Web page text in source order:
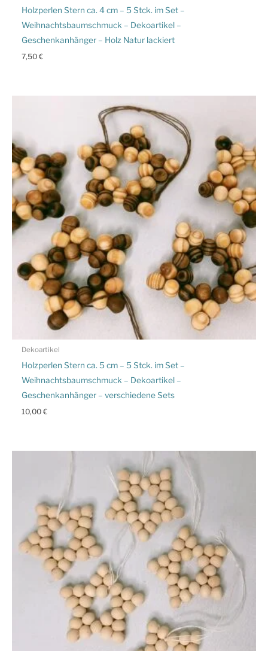
Holzperlen Stern ca. 4 cm – 5 Stck. im Set –
Weihnachtsbaumschmuck – Dekoartikel –
Geschenkanhänger – Holz Natur lackiert
7,50€
Dekoartikel
Holzperlen Stern ca. 5 cm – 5 Stck. im Set –
Weihnachtsbaumschmuck – Dekoartikel –
Geschenkanhänger – verschiedene Sets
10,00€